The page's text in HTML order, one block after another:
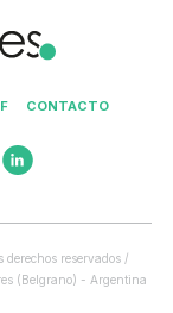
CONTACTO
derechos reservados /
(Belgrano) - Argentina